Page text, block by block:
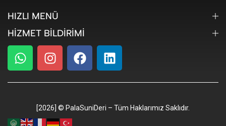
HIZLI MENÜ
HIZMET BILDIRIMI
[2026] © PalaSuniDeri – Tüm Haklarımız Saklıdır.